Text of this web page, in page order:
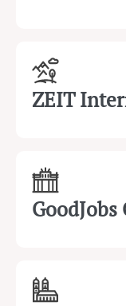
ZEIT
GoodJobs